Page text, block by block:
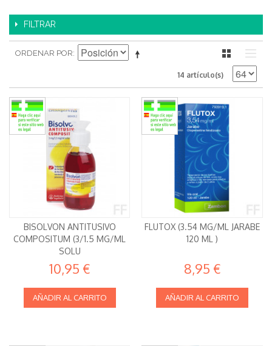
FILTRAR
ORDENAR POR
14 artículo(s)
BISOLVON ANTITUSIVO
COMPOSITUM (3/1.5 MG/ML
SOLU
10,95 €
AÑADIR AL CARRITO
FLUTOX (3.54 MG/ML JARABE
120 ML )
8,95 €
AÑADIR AL CARRITO